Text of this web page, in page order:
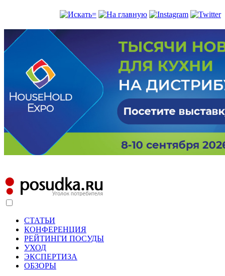
СТАТЬИ
КОНФЕРЕНЦИЯ
РЕЙТИНГИ ПОСУДЫ
УХОД
ЭКСПЕРТИЗА
ОБЗОРЫ